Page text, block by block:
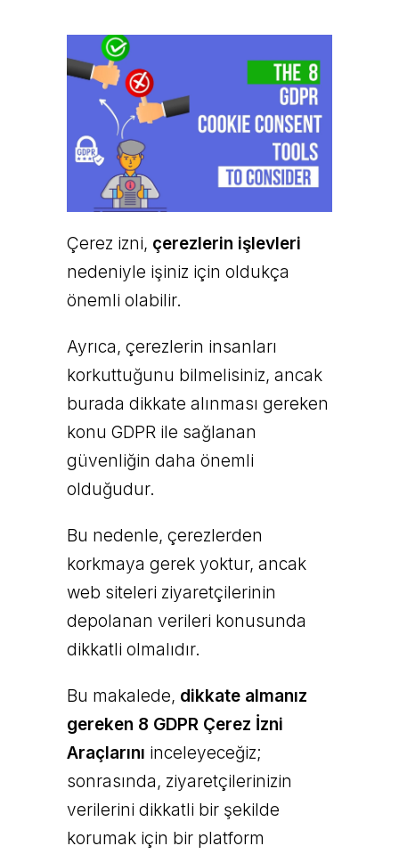
Çerez izni, çerezlerin işlevleri
nedeniyle işiniz için oldukça
önemli olabilir.
Ayrıca, çerezlerin insanları
korkuttuğunu bilmelisiniz, ancak
burada dikkate alınması gereken
konu GDPR ile sağlanan
güvenliğin daha önemli
olduğudur.
Bu nedenle, çerezlerden
korkmaya gerek yoktur, ancak
web siteleri ziyaretçilerinin
depolanan verileri konusunda
dikkatli olmalıdır.
Bu makalede, dikkate almanız
gereken 8 GDPR Çerez İzni
Araçlarını inceleyeceğiz;
sonrasında, ziyaretçilerinizin
verilerini dikkatli bir şekilde
korumak için bir platform